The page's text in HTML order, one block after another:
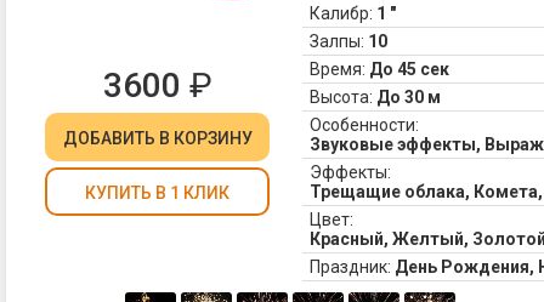
3600 ₽
ДОБАВИТЬ В КОРЗИНУ
КУПИТЬ В 1 КЛИК
Калибр: 1 "
Залпы: 10
Время: До 45 сек
Высота: До 30 м
Особенности:
Звуковые эффекты,
Эффекты:
Трещащие облака,
Цвет:
Красный, Желтый,
Праздник: День Рождения,